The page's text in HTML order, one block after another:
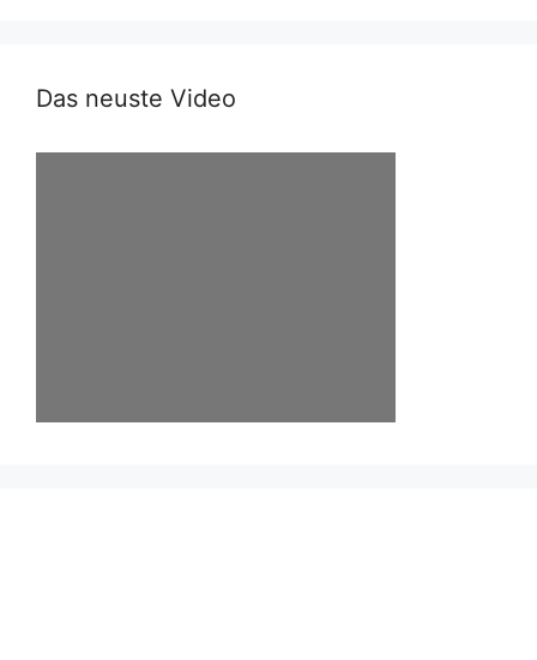
Das neuste Video